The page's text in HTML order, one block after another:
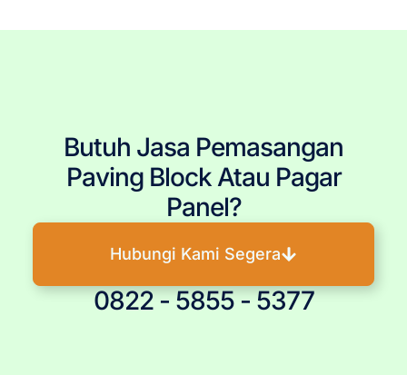
Butuh Jasa Pemasangan
Paving Block Atau Pagar
Panel?
Hubungi Kami Segera
0822 - 5855 - 5377